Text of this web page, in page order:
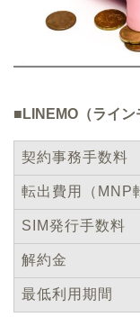
■LINEMO（ライン
契約事務手数料
転出費用（MNP
SIM発行手数料
解約金
最低利用期間